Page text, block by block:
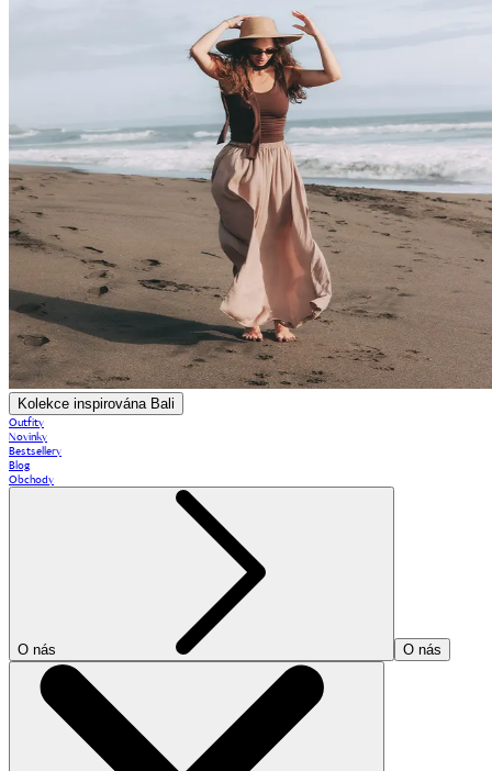
Kolekce inspirována Bali
Outfity
Novinky
Bestsellery
Blog
Obchody
O nás O nás